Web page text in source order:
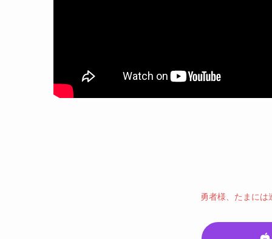
勇者様、たまには